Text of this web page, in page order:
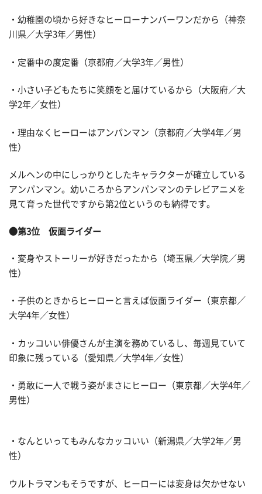
・幼稚園の頃から好きなヒーローナンバーワンだから（神奈
川県／大学3年／男性）
・定番中の度定番（京都府／大学3年／男性）
・小さい子どもたちに笑顔をと届けているから（大阪府／大
学2年／女性）
・理由なくヒーローはアンパンマン（京都府／大学4年／男
性）
メルヘンの中にしっかりとしたキャラクターが確立している
アンパンマン。幼いころからアンパンマンのテレビアニメを
見て育った世代ですから第2位というのも納得です。
●第3位 仮面ライダー
・変身やストーリーが好きだったから（埼玉県／大学院／男
性）
・子供のときからヒーローと言えば仮面ライダー（東京都／
大学4年／女性）
・カッコいい俳優さんが主演を務めているし、毎週見ていて
印象に残っている（愛知県／大学4年／女性）
・勇敢に一人で戦う姿がまさにヒーロー（東京都／大学4年／
男性）
・なんといってもみんなカッコいい（新潟県／大学2年／男
性）
ウルトラマンもそうですが、ヒーローには変身は欠かせない